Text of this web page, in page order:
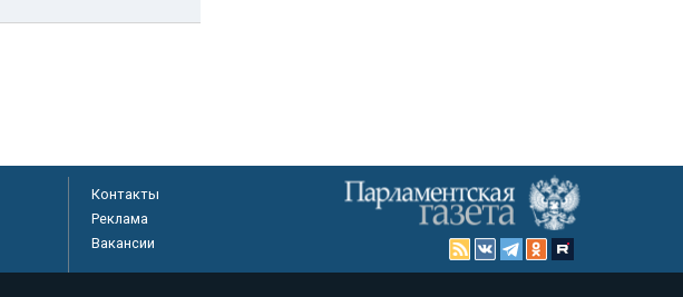
Контакты
Реклама
Вакансии